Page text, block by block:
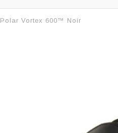
Polar Vortex 600™ Noir